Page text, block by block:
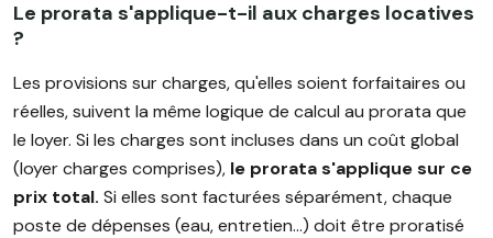
Le prorata s'applique-t-il aux charges locatives
?
Les provisions sur charges, qu'elles soient forfaitaires ou
réelles, suivent la même logique de calcul au prorata que
le loyer. Si les charges sont incluses dans un coût global
(loyer charges comprises), le prorata s'applique sur ce
prix total. Si elles sont facturées séparément, chaque
poste de dépenses (eau, entretien…) doit être proratisé